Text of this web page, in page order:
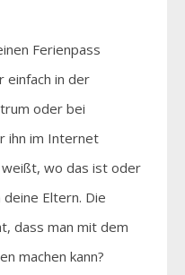
Ferienpass
einfach in der
oder bei
ihn im Internet
weißt, wo das ist oder
Eltern. Die
dass man mit dem
machen kann?